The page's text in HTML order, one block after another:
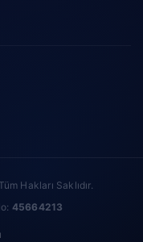
Hakları Saklıdır.
45664213